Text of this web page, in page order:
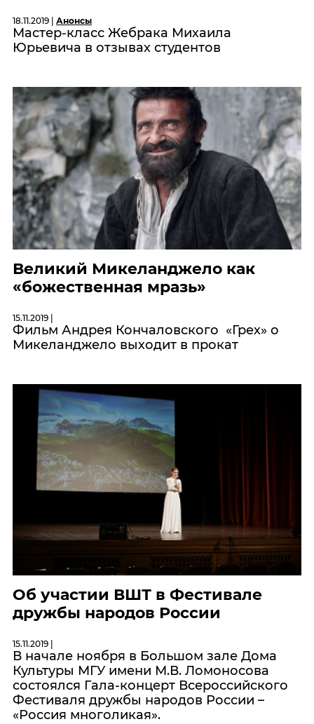
18.11.2019 | Анонсы
Мастер-класс Жебрака Михаила
Юрьевича в отзывах студентов
Великий Микеланджело как
«божественная мразь»
15.11.2019 |
Фильм Андрея Кончаловского «Грех» о
Микеланджело выходит в прокат
Об участии ВШТ в Фестивале
дружбы народов России
15.11.2019 |
В начале ноября в Большом зале Дома
Культуры МГУ имени М.В. Ломоносова
состоялся Гала-концерт Всероссийского
Фестиваля дружбы народов России –
«Россия многоликая».